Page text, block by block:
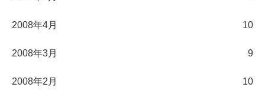
2008年4月 10
2008年3月 9
2008年2月 10